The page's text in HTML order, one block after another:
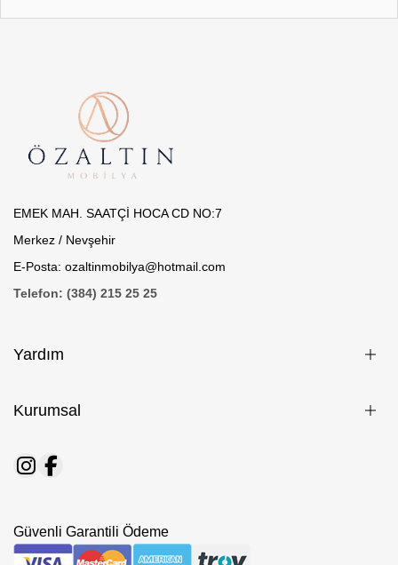
EMEK MAH. SAATÇİ HOCA CD NO:7
Merkez / Nevşehir
E-Posta: ozaltinmobilya@hotmail.com
Telefon: (384) 215 25 25
Yardım
Kurumsal
Güvenli Garantili Ödeme